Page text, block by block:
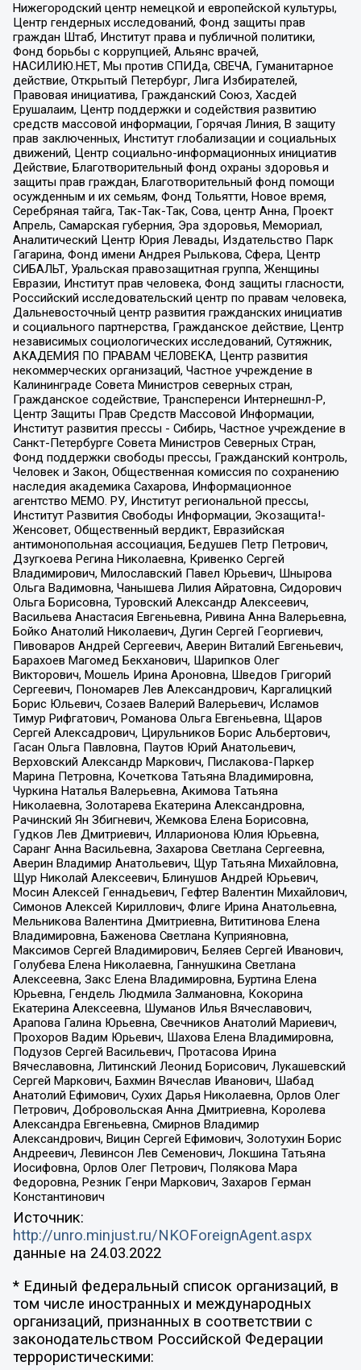
Нижегородский центр немецкой и европейской культуры,
Центр гендерных исследований, Фонд защиты прав
граждан Штаб, Институт права и публичной политики,
Фонд борьбы с коррупцией, Альянс врачей,
НАСИЛИЮ.НЕТ, Мы против СПИДа, СВЕЧА, Гуманитарное
действие, Открытый Петербург, Лига Избирателей,
Правовая инициатива, Гражданский Союз, Хасдей
Ерушалаим, Центр поддержки и содействия развитию
средств массовой информации, Горячая Линия, В защиту
прав заключенных, Институт глобализации и социальных
движений, Центр социально-информационных инициатив
Действие, Благотворительный фонд охраны здоровья и
защиты прав граждан, Благотворительный фонд помощи
осужденным и их семьям, Фонд Тольятти, Новое время,
Серебряная тайга, Так-Так-Так, Сова, центр Анна, Проект
Апрель, Самарская губерния, Эра здоровья, Мемориал,
Аналитический Центр Юрия Левады, Издательство Парк
Гагарина, Фонд имени Андрея Рылькова, Сфера, Центр
СИБАЛЬТ, Уральская правозащитная группа, Женщины
Евразии, Институт прав человека, Фонд защиты гласности,
Российский исследовательский центр по правам человека,
Дальневосточный центр развития гражданских инициатив
и социального партнерства, Гражданское действие, Центр
независимых социологических исследований, Сутяжник,
АКАДЕМИЯ ПО ПРАВАМ ЧЕЛОВЕКА, Центр развития
некоммерческих организаций, Частное учреждение в
Калининграде Совета Министров северных стран,
Гражданское содействие, Трансперенси Интернешнл-Р,
Центр Защиты Прав Средств Массовой Информации,
Институт развития прессы - Сибирь, Частное учреждение в
Санкт-Петербурге Совета Министров Северных Стран,
Фонд поддержки свободы прессы, Гражданский контроль,
Человек и Закон, Общественная комиссия по сохранению
наследия академика Сахарова, Информационное
агентство МЕМО. РУ, Институт региональной прессы,
Институт Развития Свободы Информации, Экозащита!-
Женсовет, Общественный вердикт, Евразийская
антимонопольная ассоциация, Бедушев Петр Петрович,
Дзугкоева Регина Николаевна, Кривенко Сергей
Владимирович, Милославский Павел Юрьевич, Шнырова
Ольга Вадимовна, Чанышева Лилия Айратовна, Сидорович
Ольга Борисовна, Туровский Александр Алексеевич,
Васильева Анастасия Евгеньевна, Ривина Анна Валерьевна,
Бойко Анатолий Николаевич, Дугин Сергей Георгиевич,
Пивоваров Андрей Сергеевич, Аверин Виталий Евгеньевич,
Барахоев Магомед Бекханович, Шарипков Олег
Викторович, Мошель Ирина Ароновна, Шведов Григорий
Сергеевич, Пономарев Лев Александрович, Каргалицкий
Борис Юльевич, Созаев Валерий Валерьевич, Исламов
Тимур Рифгатович, Романова Ольга Евгеньевна, Щаров
Сергей Алексадрович, Цирульников Борис Альбертович,
Гасан Ольга Павловна, Паутов Юрий Анатольевич,
Верховский Александр Маркович, Пислакова-Паркер
Марина Петровна, Кочеткова Татьяна Владимировна,
Чуркина Наталья Валерьевна, Акимова Татьяна
Николаевна, Золотарева Екатерина Александровна,
Рачинский Ян Збигневич, Жемкова Елена Борисовна,
Гудков Лев Дмитриевич, Илларионова Юлия Юрьевна,
Саранг Анна Васильевна, Захарова Светлана Сергеевна,
Аверин Владимир Анатольевич, Щур Татьяна Михайловна,
Щур Николай Алексеевич, Блинушов Андрей Юрьевич,
Мосин Алексей Геннадьевич, Гефтер Валентин Михайлович,
Симонов Алексей Кириллович, Флиге Ирина Анатольевна,
Мельникова Валентина Дмитриевна, Вититинова Елена
Владимировна, Баженова Светлана Куприяновна,
Максимов Сергей Владимирович, Беляев Сергей Иванович,
Голубева Елена Николаевна, Ганнушкина Светлана
Алексеевна, Закс Елена Владимировна, Буртина Елена
Юрьевна, Гендель Людмила Залмановна, Кокорина
Екатерина Алексеевна, Шуманов Илья Вячеславович,
Арапова Галина Юрьевна, Свечников Анатолий Мариевич,
Прохоров Вадим Юрьевич, Шахова Елена Владимировна,
Подузов Сергей Васильевич, Протасова Ирина
Вячеславовна, Литинский Леонид Борисович, Лукашевский
Сергей Маркович, Бахмин Вячеслав Иванович, Шабад
Анатолий Ефимович, Сухих Дарья Николаевна, Орлов Олег
Петрович, Добровольская Анна Дмитриевна, Королева
Александра Евгеньевна, Смирнов Владимир
Александрович, Вицин Сергей Ефимович, Золотухин Борис
Андреевич, Левинсон Лев Семенович, Локшина Татьяна
Иосифовна, Орлов Олег Петрович, Полякова Мара
Федоровна, Резник Генри Маркович, Захаров Герман
Константинович
Источник:
http://unro.minjust.ru/NKOForeignAgent.aspx
данные на 24.03.2022
* Единый федеральный список организаций, в
том числе иностранных и международных
организаций, признанных в соответствии с
законодательством Российской Федерации
террористическими: